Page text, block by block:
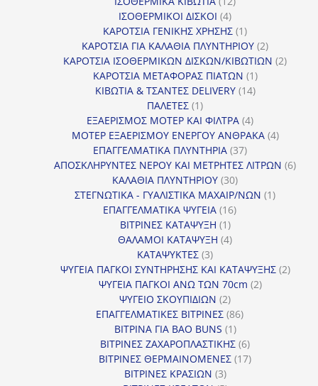
ΙΣΟΘΕΡΜΙΚΟΙ ΔΙΣΚΟΙ 44
προϊόντα
ΚΑΡΟΤΣΙΑ ΓΕΝΙΚΗΣ ΧΡΗΣΗΣ 11
προϊόν
ΚΑΡΟΤΣΙΑ ΓΙΑ ΚΑΛΑΘΙΑ ΠΛΥΝΤΗΡΙΟΥ 22
προϊόντα
ΚΑΡΟΤΣΙΑ ΙΣΟΘΕΡΜΙΚΩΝ ΔΙΣΚΩΝ/ΚΙΒΩΤΙΩΝ 22
ΚΑΡΟΤΣΙΑ ΜΕΤΑΦΟΡΑΣ ΠΙΑΤΩΝ 11
προϊόν
ΚΙΒΩΤΙΑ & ΤΣΑΝΤΕΣ DELIVERY 1414
ΠΑΛΕΤΕΣ 11
προϊόν
ΕΞΑΕΡΙΣΜΟΣ ΜΟΤΕΡ ΚΑΙ ΦΙΛΤΡΑ 44
προϊόντα
ΜΟΤΕΡ ΕΞΑΕΡΙΣΜΟΥ ΕΝΕΡΓΟΥ ΑΝΘΡΑΚΑ 44
ΕΠΑΓΓΕΛΜΑΤΙΚΑ ΠΛΥΝΤΗΡΙΑ 3737
προϊόντα
ΑΠΟΣΚΛΗΡΥΝΤΕΣ ΝΕΡΟΥ ΚΑΙ ΜΕΤΡΗΤΕΣ ΛΙΤΡΩΝ 66
ΚΑΛΑΘΙΑ ΠΛΥΝΤΗΡΙΟΥ 3030
προϊόντα
ΣΤΕΓΝΩΤΙΚΑ - ΓΥΑΛΙΣΤΙΚΑ ΜΑΧΑΙΡ/ΝΩΝ 11
ΕΠΑΓΓΕΛΜΑΤΙΚΑ ΨΥΓΕΙΑ 1616
ΒΙΤΡΙΝΕΣ ΚΑΤΑΨΥΞΗ 11
προϊόν
ΘΑΛΑΜΟΙ ΚΑΤΑΨΥΞΗ 44
ΚΑΤΑΨΥΚΤΕΣ 33
προϊόντα
ΨΥΓΕΙΑ ΠΑΓΚΟΙ ΣΥΝΤΗΡΗΣΗΣ ΚΑΙ ΚΑΤΑΨΥΞΗΣ 22
ΨΥΓΕΙΑ ΠΑΓΚΟΙ ΑΝΩ ΤΩΝ 70cm 22
ΨΥΓΕΙΟ ΣΚΟΥΠΙΔΙΩΝ 22
προϊόντα
ΕΠΑΓΓΕΛΜΑΤΙΚΕΣ ΒΙΤΡΙΝΕΣ 8686
ΒΙΤΡΙΝΑ ΓΙΑ BAO BUNS 11
προϊόν
ΒΙΤΡΙΝΕΣ ΖΑΧΑΡΟΠΛΑΣΤΙΚΗΣ 66
προϊόντα
ΒΙΤΡΙΝΕΣ ΘΕΡΜΑΙΝΟΜΕΝΕΣ 1717
ΒΙΤΡΙΝΕΣ ΚΡΑΣΙΩΝ 33